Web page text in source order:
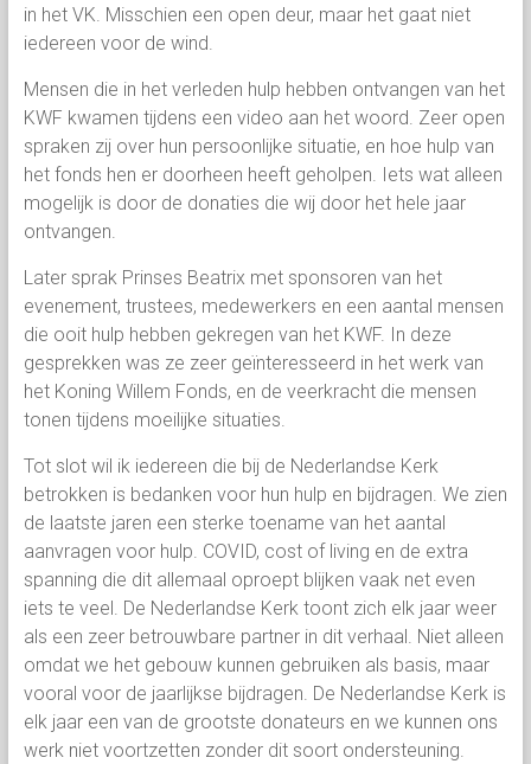
in het VK. Misschien een open deur, maar het gaat niet
iedereen voor de wind.
Mensen die in het verleden hulp hebben ontvangen van het
KWF kwamen tijdens een video aan het woord. Zeer open
spraken zij over hun persoonlijke situatie, en hoe hulp van
het fonds hen er doorheen heeft geholpen. Iets wat alleen
mogelijk is door de donaties die wij door het hele jaar
ontvangen.
Later sprak Prinses Beatrix met sponsoren van het
evenement, trustees, medewerkers en een aantal mensen
die ooit hulp hebben gekregen van het KWF. In deze
gesprekken was ze zeer geïnteresseerd in het werk van
het Koning Willem Fonds, en de veerkracht die mensen
tonen tijdens moeilijke situaties.
Tot slot wil ik iedereen die bij de Nederlandse Kerk
betrokken is bedanken voor hun hulp en bijdragen. We zien
de laatste jaren een sterke toename van het aantal
aanvragen voor hulp. COVID, cost of living en de extra
spanning die dit allemaal oproept blijken vaak net even
iets te veel. De Nederlandse Kerk toont zich elk jaar weer
als een zeer betrouwbare partner in dit verhaal. Niet alleen
omdat we het gebouw kunnen gebruiken als basis, maar
vooral voor de jaarlijkse bijdragen. De Nederlandse Kerk is
elk jaar een van de grootste donateurs en we kunnen ons
werk niet voortzetten zonder dit soort ondersteuning.